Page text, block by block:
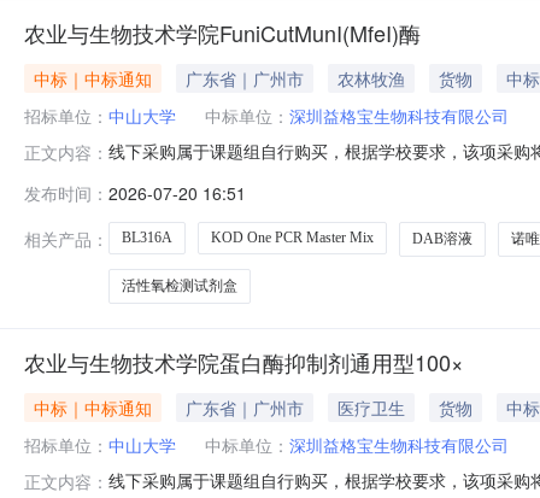
农业与生物技术学院FuniCutMunI(MfeI)酶
中标｜中标通知 广东省｜广州市 农林牧渔 货物
中
招标单位： 中山大学 中标单位： 深圳益格宝生物科技有限公司
正文内容： 线下采购属于课题组自行购买，根据学校要求，该项采
价深圳益格宝生物科技有限公司蛋白酶抑制剂通用型
发布时间： 2026-07-20 16:51
相关产品：
BL316A KOD One PCR Master Mix DAB溶液 诺
活性氧检测试剂盒
农业与生物技术学院蛋白酶抑制剂通用型100×
中标｜中标通知 广东省｜广州市 医疗卫生 货物
中
招标单位： 中山大学 中标单位： 深圳益格宝生物科技有限公司
正文内容： 线下采购属于课题组自行购买，根据学校要求，该项采